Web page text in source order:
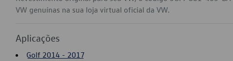
VW genuínas na sua loja virtual oficial da VW.
Aplicações
Golf 2014 - 2017